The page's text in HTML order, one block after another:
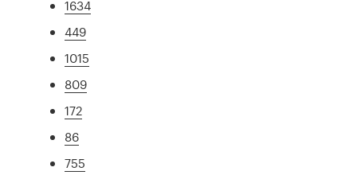
1634
449
1015
809
172
86
755